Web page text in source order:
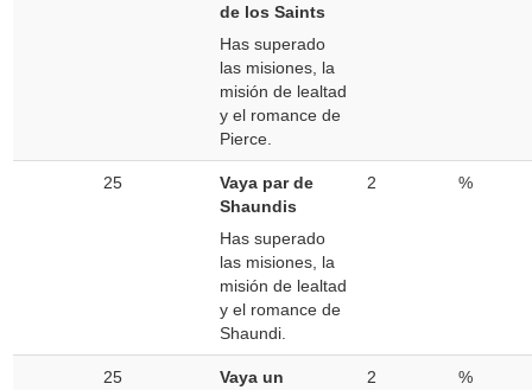
de los Saints
Has superado
las misiones, la
misión de lealtad
y el romance de
Pierce.
25
Vaya par de
Shaundis
Has superado
las misiones, la
misión de lealtad
y el romance de
Shaundi.
2 %
25
Vaya un
2 %